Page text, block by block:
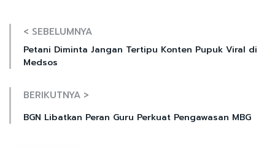
< SEBELUMNYA
Petani Diminta Jangan Tertipu Konten Pupuk Viral di
Medsos
BERIKUTNYA >
BGN Libatkan Peran Guru Perkuat Pengawasan MBG